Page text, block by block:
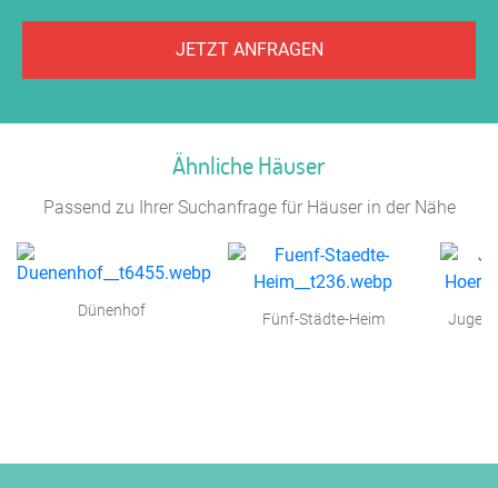
JETZT ANFRAGEN
Ähnliche Häuser
Passend zu Ihrer Suchanfrage für Häuser in der Nähe
Dünenhof Fünf-Städte-Heim